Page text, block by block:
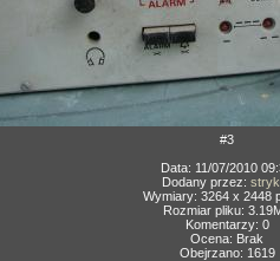
#3
Data: 11/07/2010
Dodany przez:
Wymiary: 3264 x 2448
Rozmiar pliku:
Komentarzy: 0
Ocena: Brak
Obejrzano: 1619